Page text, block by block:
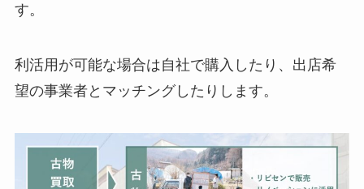
す。
利活用が可能な場合は自社で購入したり、出店希
望の事業者とマッチングしたりします。